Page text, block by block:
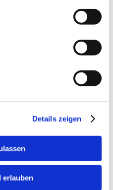
Details zeigen
erlauben